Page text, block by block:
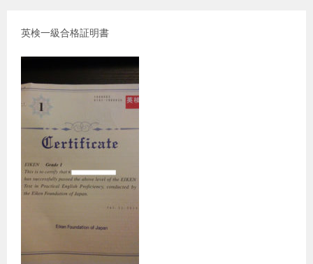
英検一級合格証明書